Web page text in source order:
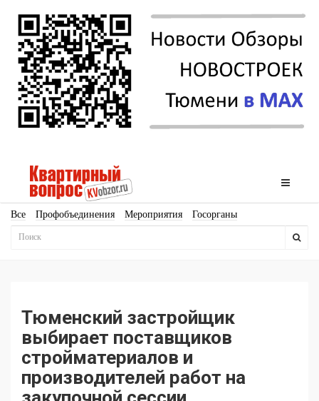
Все Профобъединения Мероприятия Госорганы
Новостройки
Продвижение
Ещё
Тюменский застройщик
выбирает поставщиков
стройматериалов и
производителей работ на